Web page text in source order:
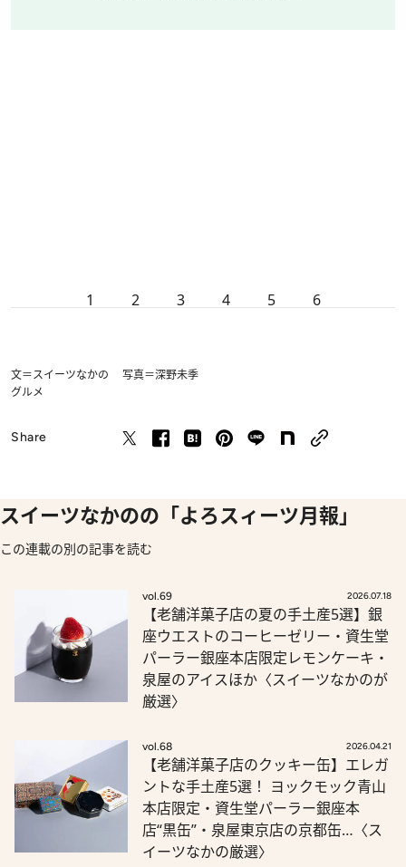
1 2 3 4 5 6
文＝スイーツなかの 写真＝深野未季
グルメ
Share
スイーツなかのの「よろスィーツ月報」
この連載の別の記事を読む
vol.69 2026.07.18
【老舗洋菓子店の夏の手土産5選】銀
座ウエストのコーヒーゼリー・資生堂
パーラー銀座本店限定レモンケーキ・
泉屋のアイスほか〈スイーツなかのが
厳選〉
vol.68 2026.04.21
【老舗洋菓子店のクッキー缶】エレガ
ントな手土産5選！ ヨックモック青山
本店限定・資生堂パーラー銀座本
店“黒缶”・泉屋東京店の京都缶…〈ス
イーツなかの厳選〉